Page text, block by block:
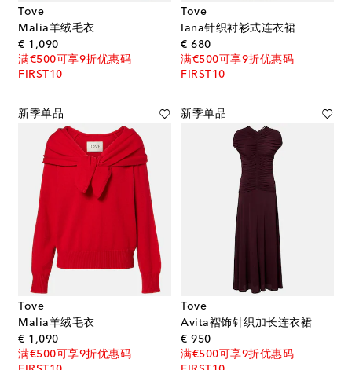
Tove
Malia羊绒毛衣
€ 1,090original price
满€500可享9折优惠码
FIRST10
Tove
Iana针织衬衫式连衣裙
€ 680original price
满€500可享9折优惠码
FIRST10
新季单品
Tove
Malia羊绒毛衣
€ 1,090original price
满€500可享9折优惠码
新季单品
Tove
Avita褶饰针织加长连衣裙
€ 950original price
满€500可享9折优惠码